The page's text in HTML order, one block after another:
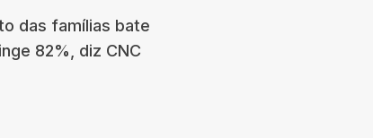
das famílias bate
82%, diz CNC